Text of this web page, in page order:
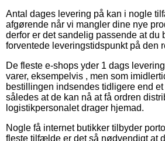
Antal dages levering på kan i nogle
afgørende når vi mangler dine nye
derfor er det sandelig passende at du
forventede leveringstidspunkt på den
De fleste e-shops yder 1 dags
varer, eksempelvis , men som
bestillingen indsendes tidligere end
således at de kan nå at få ordren
logistikpersonalet drager hjemad.
Nogle få internet butikker tilbyder
fleste tilfælde er det så nødvendigt at